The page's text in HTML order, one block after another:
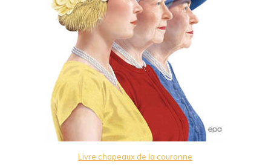
Livre chapeaux de la couronne